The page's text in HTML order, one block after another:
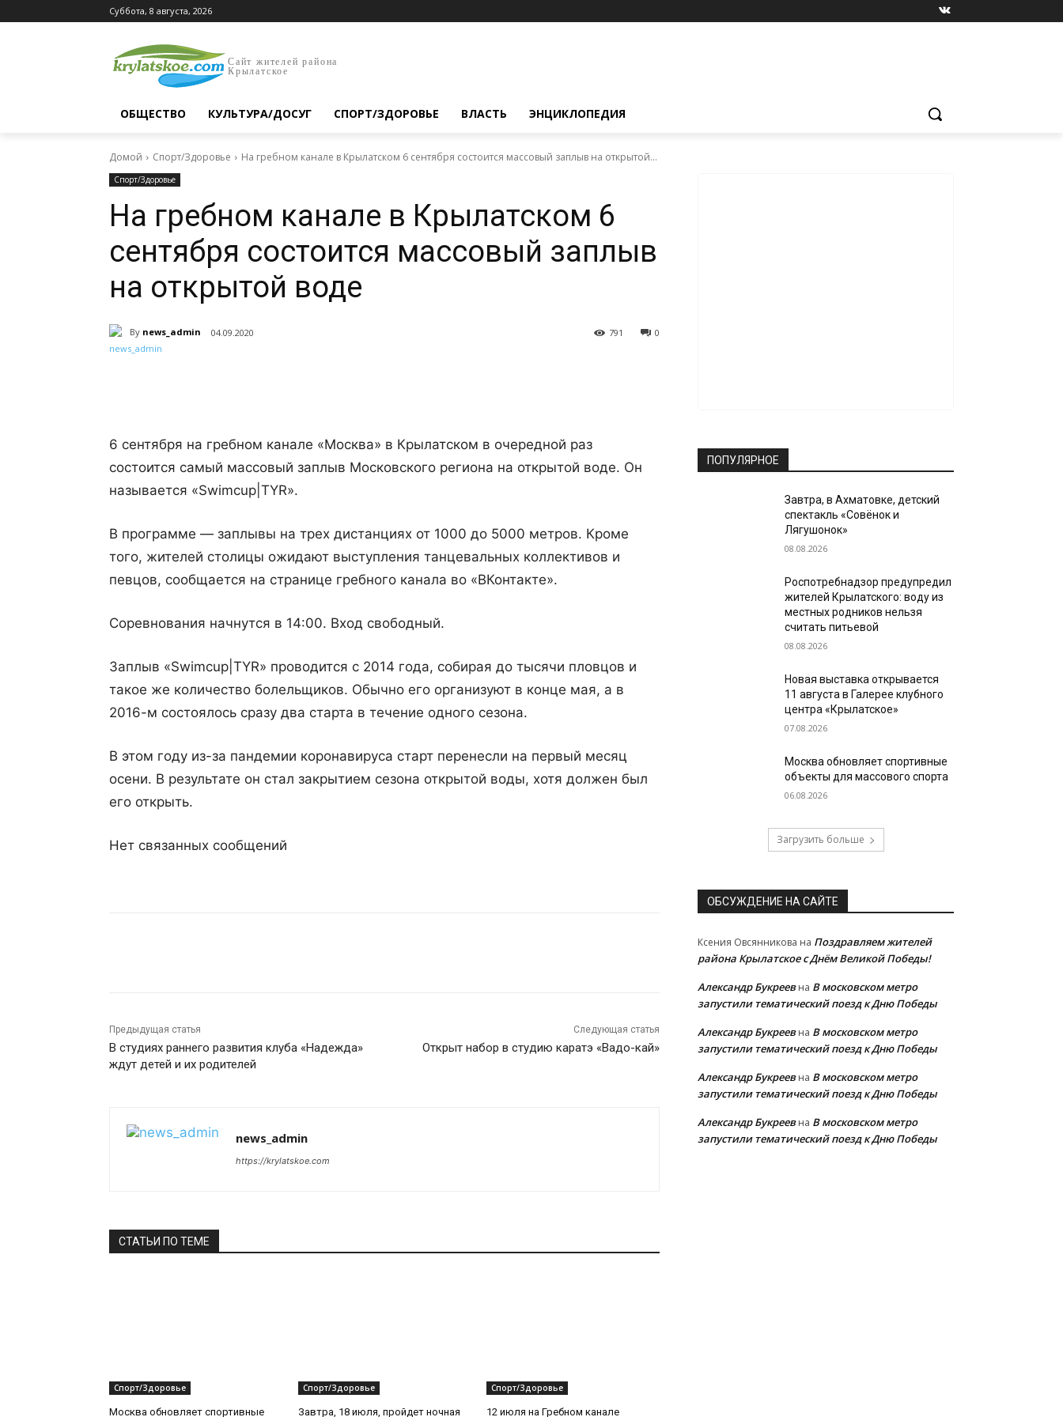
Суббота, 8 августа, 2026
Сайт жителей района
Крылатское
ОБЩЕСТВО КУЛЬТУРА/ДОСУГ СПОРТ/ЗДОРОВЬЕ ВЛАСТЬ ЭНЦИКЛОПЕДИЯ
Домой Спорт/Здоровье На гребном канале в Крылатском 6 сентября состоится массовый заплыв на открытой...
Спорт/Здоровье
На гребном канале в Крылатском 6
сентября состоится массовый заплыв
на открытой воде
By news_admin 04.09.2020 0
791
6 сентября на гребном канале «Москва» в Крылатском в очередной раз
состоится самый массовый заплыв Московского региона на открытой воде. Он
называется «Swimcup|TYR».
В программе — заплывы на трех дистанциях от 1000 до 5000 метров. Кроме
того, жителей столицы ожидают выступления танцевальных коллективов и
певцов, сообщается на странице гребного канала во «ВКонтакте».
Соревнования начнутся в 14:00. Вход свободный.
Заплыв «Swimcup|TYR» проводится с 2014 года, собирая до тысячи пловцов и
такое же количество болельщиков. Обычно его организуют в конце мая, а в
2016-м состоялось сразу два старта в течение одного сезона.
В этом году из-за пандемии коронавируса старт перенесли на первый месяц
осени. В результате он стал закрытием сезона открытой воды, хотя должен был
его открыть.
Нет связанных сообщений
Предыдущая статья
В студиях раннего развития клуба «Надежда»
ждут детей и их родителей
Следующая статья
Открыт набор в студию каратэ «Вадо-кай»
news_admin
https://krylatskoe.com
СТАТЬИ ПО ТЕМЕ
Спорт/Здоровье
Москва обновляет спортивные
Спорт/Здоровье
Завтра, 18 июля, пройдет ночная
Спорт/Здоровье
12 июля на Гребном канале
ПОПУЛЯРНОЕ
Завтра, в Ахматовке, детский
спектакль «Совёнок и
Лягушонок»
08.08.2026
Роспотребнадзор предупредил
жителей Крылатского: воду из
местных родников нельзя
считать питьевой
08.08.2026
Новая выставка открывается
11 августа в Галерее клубного
центра «Крылатское»
07.08.2026
Москва обновляет спортивные
объекты для массового спорта
06.08.2026
Загрузить больше
ОБСУЖДЕНИЕ НА САЙТЕ
Ксения Овсянникова на Поздравляем жителей
района Крылатское с Днём Великой Победы!
Александр Букреевна В московском метро
запустили тематический поезд к Дню Победы
Александр Букреевна В московском метро
запустили тематический поезд к Дню Победы
Александр Букреевна В московском метро
запустили тематический поезд к Дню Победы
Александр Букреевна В московском метро
запустили тематический поезд к Дню Победы